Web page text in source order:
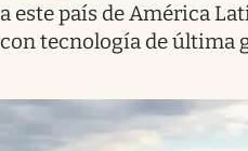
a este país de América
con tecnología de última